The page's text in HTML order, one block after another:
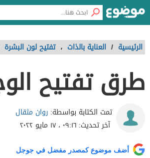
الرئيسية / العناية بالذات ، تفتيح لون البشرة
طرق تفتيح
تمت الكتابة بواسطة: روان مثقال
آخر تحديث: ٠٩:١٦ ، ١٧ مايو ٢٠٢٢
أضف موضوع كمصدر مفضل في جوجل